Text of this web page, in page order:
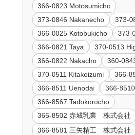
366-0823 Motosumicho
373-0846 Nakanecho
373-
366-0025 Kotobukicho
373-
366-0821 Taya
370-0513
366-0822 Nakacho
360-
370-0511 Kitakoizumi
366-
366-8511 Uenodai
366-
366-8567 Tadokorocho
366-8502 赤城乳業 株式会社
366-8581 三矢精工 株式会社